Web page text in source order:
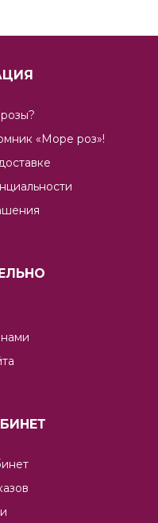
розы?
«Море роз»!
нами